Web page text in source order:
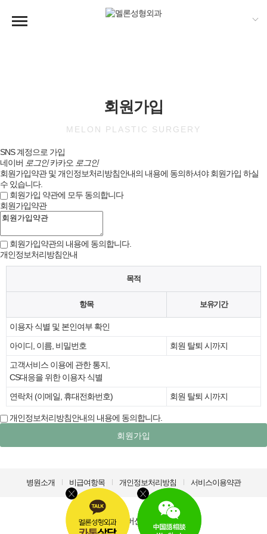
회원가입
MELON PLASTIC SURGERY
SNS 계정으로 가입
네이버 로그인 카카오 로그인
회원가입약관 및 개인정보처리방침안내의 내용에 동의하셔야 회원가입 하실
수 있습니다.
회원가입 약관에 모두 동의합니다
회원가입약관
회원가입약관의 내용에 동의합니다.
개인정보처리방침안내
목적
항목 보유기간
이용자 식별 및 본인여부 확인
아이디, 이름, 비밀번호
회원 탈퇴 시까지
고객서비스 이용에 관한 통지,
CS대응을 위한 이용자 식별
연락처 (이메일, 휴대전화번호)
회원 탈퇴 시까지
개인정보처리방침안내의 내용에 동의합니다.
회원가입
병원소개 비급여항목 개인정보처리방침 서비스이용약관